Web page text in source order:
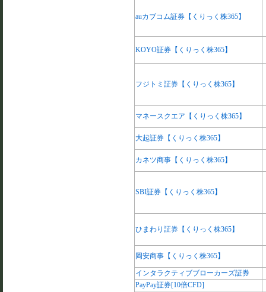
auカブコム証券【くりっく株365】
KOYO証券【くりっく株365】
フジトミ証券【くりっく株365】
マネースクエア【くりっく株365】
大起証券【くりっく株365】
カネツ商事【くりっく株365】
SBI証券【くりっく株365】
ひまわり証券【くりっく株365】
岡安商事【くりっく株365】
インタラクティブブローカーズ証券
PayPay証券[10倍CFD]